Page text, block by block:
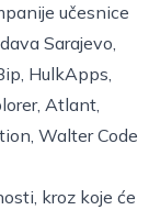
učesnice
Sarajevo,
HulkApps,
Atlant,
Walter Code
kroz koje će